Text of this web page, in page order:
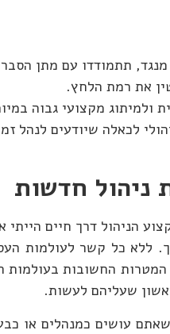
תתמודדו עם מתן
את רמת הלחץ.
ולמיתוג מקצועי גבוה
לכאלה שיודעים לנהל
ניהול חדשות
הניהול דרך חיים
ללא כל קשר לעולמות
החשובות בעולמות
שעליהם לעשות.
עושים כמנהלים או